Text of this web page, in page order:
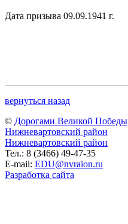
Дата призыва 09.09.1941 г.
вернуться назад
© Дорогами Великой Победы
Нижневартовский район
Нижневартовский район
Тел.: 8 (3466) 49-47-35
E-mail: EDU@nvraion.ru
Разработка сайта